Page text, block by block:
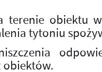
terenie obiektu
tytoniu
obiektów.